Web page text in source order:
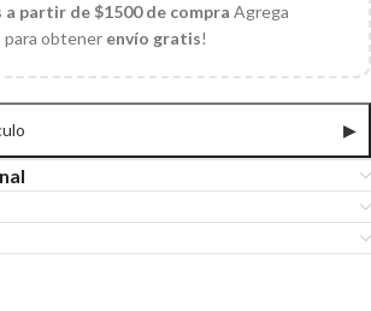
a partir de $1500 de compra Agrega
obtener envío gratis!
▶